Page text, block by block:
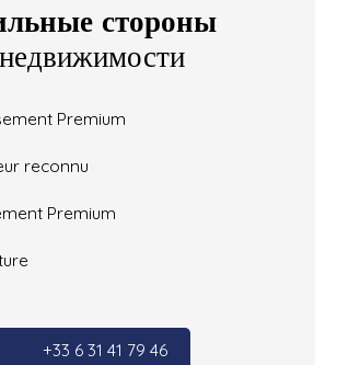
стороны
недвижимости
Premium
reconnu
Premium
+33 6 31 41 79 46